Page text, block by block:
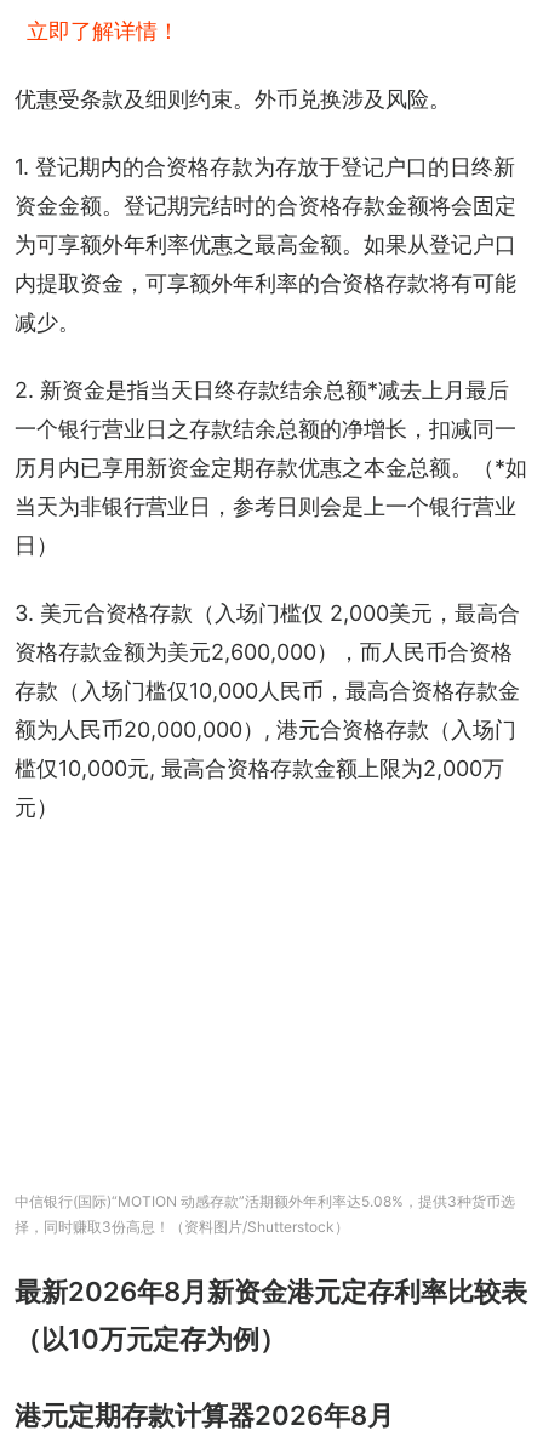
立即了解详情！
优惠受条款及细则约束。外币兑换涉及风险。
1. 登记期内的合资格存款为存放于登记户口的日终新
资金金额。登记期完结时的合资格存款金额将会固定
为可享额外年利率优惠之最高金额。如果从登记户口
内提取资金，可享额外年利率的合资格存款将有可能
减少。
2. 新资金是指当天日终存款结余总额*减去上月最后
一个银行营业日之存款结余总额的净增长，扣减同一
历月内已享用新资金定期存款优惠之本金总额。（*如
当天为非银行营业日，参考日则会是上一个银行营业
日）
3. 美元合资格存款（入场门槛仅 2,000美元，最高合
资格存款金额为美元2,600,000），而人民币合资格
存款（入场门槛仅10,000人民币，最高合资格存款金
额为人民币20,000,000）, 港元合资格存款（入场门
槛仅10,000元, 最高合资格存款金额上限为2,000万
元）
中信银行(国际)“MOTION 动感存款”活期额外年利率达5.08%，提供3种货币选
择，同时赚取3份高息！（资料图片/Shutterstock）
最新2026年8月新资金港元定存利率比较表
（以10万元定存为例）
港元定期存款计算器2026年8月